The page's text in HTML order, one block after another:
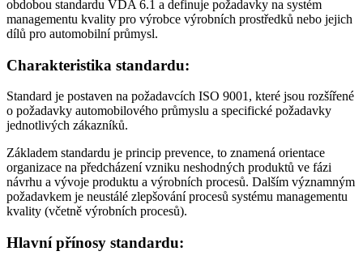
obdobou standardu VDA 6.1 a definuje požadavky na systém
managementu kvality pro výrobce výrobních prostředků nebo jejich
dílů pro automobilní průmysl.
Charakteristika standardu:
Standard je postaven na požadavcích ISO 9001, které jsou rozšířené
o požadavky automobilového průmyslu a specifické požadavky
jednotlivých zákazníků.
Základem standardu je princip prevence, to znamená orientace
organizace na předcházení vzniku neshodných produktů ve fázi
návrhu a vývoje produktu a výrobních procesů. Dalším významným
požadavkem je neustálé zlepšování procesů systému managementu
kvality (včetně výrobních procesů).
Hlavní přínosy standardu: